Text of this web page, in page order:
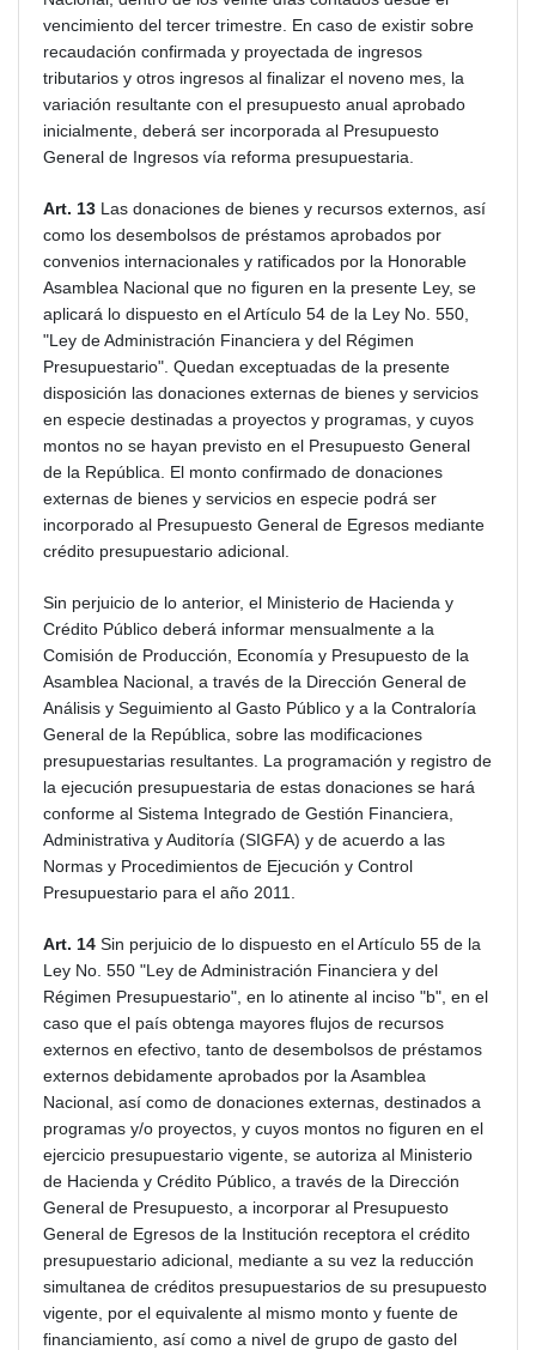
vencimiento del tercer trimestre. En caso de existir sobre
recaudación confirmada y proyectada de ingresos
tributarios y otros ingresos al finalizar el noveno mes, la
variación resultante con el presupuesto anual aprobado
inicialmente, deberá ser incorporada al Presupuesto
General de Ingresos vía reforma presupuestaria.
Art. 13 Las donaciones de bienes y recursos externos, así
como los desembolsos de préstamos aprobados por
convenios internacionales y ratificados por la Honorable
Asamblea Nacional que no figuren en la presente Ley, se
aplicará lo dispuesto en el Artículo 54 de la Ley No. 550,
"Ley de Administración Financiera y del Régimen
Presupuestario". Quedan exceptuadas de la presente
disposición las donaciones externas de bienes y servicios
en especie destinadas a proyectos y programas, y cuyos
montos no se hayan previsto en el Presupuesto General
de la República. El monto confirmado de donaciones
externas de bienes y servicios en especie podrá ser
incorporado al Presupuesto General de Egresos mediante
crédito presupuestario adicional.
Sin perjuicio de lo anterior, el Ministerio de Hacienda y
Crédito Público deberá informar mensualmente a la
Comisión de Producción, Economía y Presupuesto de la
Asamblea Nacional, a través de la Dirección General de
Análisis y Seguimiento al Gasto Público y a la Contraloría
General de la República, sobre las modificaciones
presupuestarias resultantes. La programación y registro de
la ejecución presupuestaria de estas donaciones se hará
conforme al Sistema Integrado de Gestión Financiera,
Administrativa y Auditoría (SIGFA) y de acuerdo a las
Normas y Procedimientos de Ejecución y Control
Presupuestario para el año 2011.
Art. 14 Sin perjuicio de lo dispuesto en el Artículo 55 de la
Ley No. 550 "Ley de Administración Financiera y del
Régimen Presupuestario", en lo atinente al inciso "b", en el
caso que el país obtenga mayores flujos de recursos
externos en efectivo, tanto de desembolsos de préstamos
externos debidamente aprobados por la Asamblea
Nacional, así como de donaciones externas, destinados a
programas y/o proyectos, y cuyos montos no figuren en el
ejercicio presupuestario vigente, se autoriza al Ministerio
de Hacienda y Crédito Público, a través de la Dirección
General de Presupuesto, a incorporar al Presupuesto
General de Egresos de la Institución receptora el crédito
presupuestario adicional, mediante a su vez la reducción
simultanea de créditos presupuestarios de su presupuesto
vigente, por el equivalente al mismo monto y fuente de
financiamiento, así como a nivel de grupo de gasto del